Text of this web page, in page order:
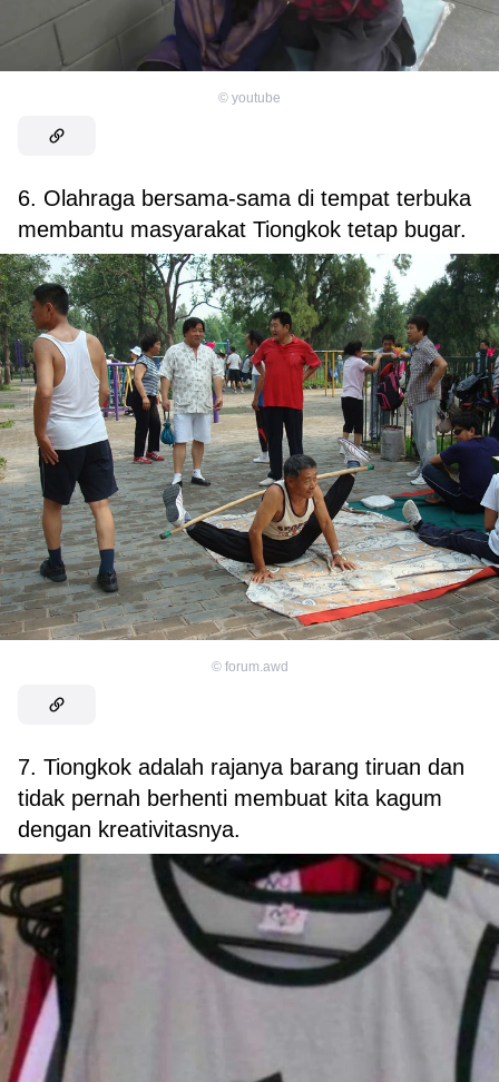
© youtube
6. Olahraga bersama-sama di tempat terbuka
membantu masyarakat Tiongkok tetap bugar.
© forum.awd
7. Tiongkok adalah rajanya barang tiruan dan
tidak pernah berhenti membuat kita kagum
dengan kreativitasnya.